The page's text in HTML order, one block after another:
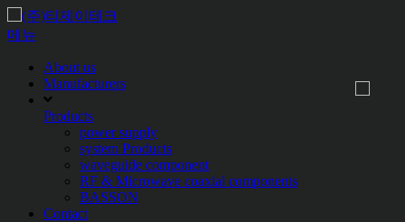
용
메뉴
About us
Manufacturers
Products
power supply
system Products
waveguide component
RF & Microwave coaxial components
BASSON
Contact